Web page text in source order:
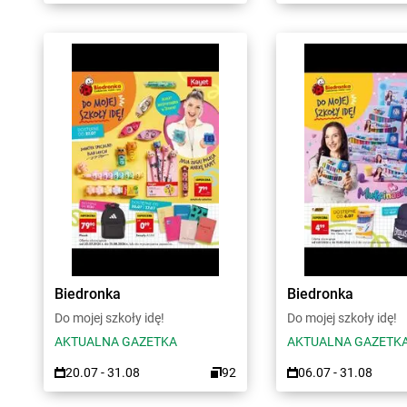
Biedronka
Do mojej szkoły idę!
AKTUALNA GAZETKA
20.07 - 31.08 92
Biedronka
Do mojej szkoły idę!
AKTUALNA
06.07 - 31.08